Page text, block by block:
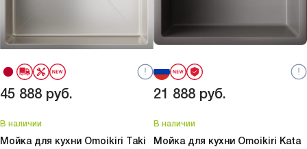
45 888 руб.
В наличии
Мойка для кухни Omoikiri Taki
21 888 руб.
В наличии
Мойка для кухни Omoikiri Kata